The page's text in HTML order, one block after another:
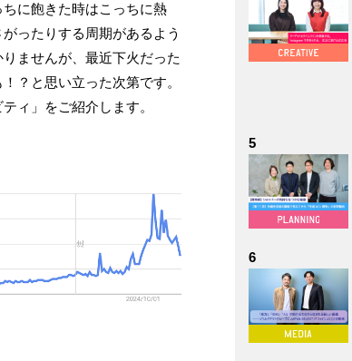
に飽きた時はこっちに熱
ったりする周期があるよう
ませんが、最近下火だった
？と思い立った次第です。
ィ」をご紹介します。
5
6